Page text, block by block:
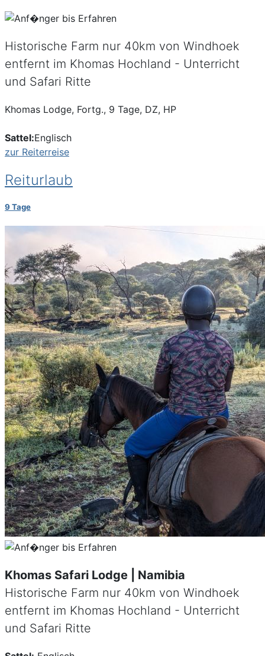
Historische Farm nur 40km von Windhoek
entfernt im Khomas Hochland - Unterricht
und Safari Ritte
Khomas Lodge, Fortg., 9 Tage, DZ, HP
Sattel:Englisch
zur Reiterreise
Reiturlaub
9 Tage
Khomas Safari Lodge | Namibia
Historische Farm nur 40km von Windhoek
entfernt im Khomas Hochland - Unterricht
und Safari Ritte